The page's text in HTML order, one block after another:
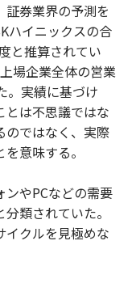
券業界の予測を
ハイニックスの合
と推算されてい
場企業全体の営業
。実績に基づけ
とは不思議ではな
のではなく、実際
意味する。
やPCなどの需要
類されていた。
イクルを見極めな